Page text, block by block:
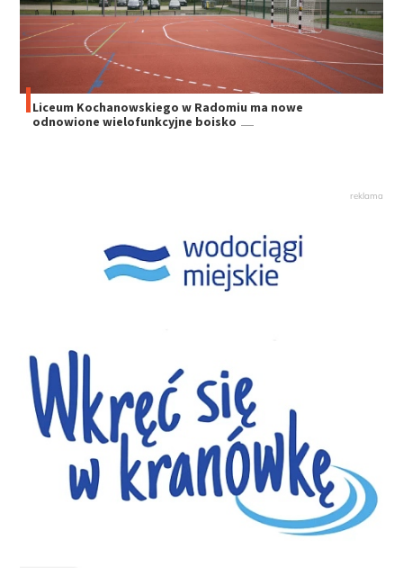
Liceum Kochanowskiego w Radomiu ma nowe
odnowione wielofunkcyjne boisko